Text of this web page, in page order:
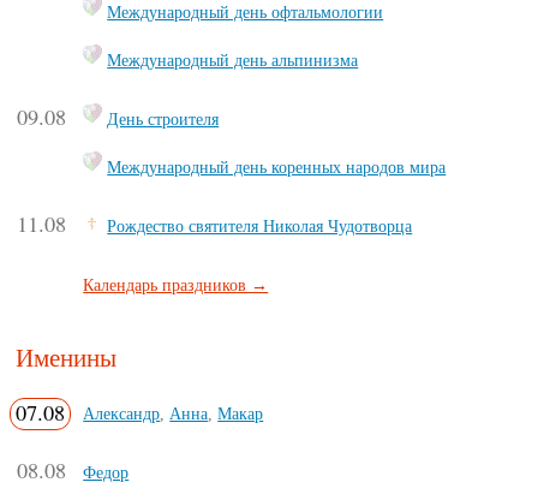
Международный день офтальмологии
Международный день альпинизма
09.08 День строителя
Международный день коренных народов мира
11.08 Рождество святителя Николая Чудотворца
Календарь праздников →
Именины
07.08 Александр Анна ,Макар
08.08 Федор